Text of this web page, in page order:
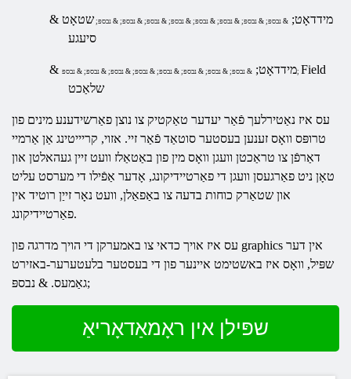
& מידדאָט; & נבספּ; & נבספּ; & נבספּ; & נבספּ; & נבספּ; & נבספּ; & נבספּ; & נבספּ; שטאָט
סיעגע
& מידדאָט;& נבספּ; & נבספּ; & נבספּ; & נבספּ; & נבספּ; & נבספּ; & נבספּ; & נבספּ; Field
שלאַכט
עס איז נאַטירלעך פֿאַר יעדער טאַקטיק צו נוצן פאַרשידענע מינים פון
טרופּס וואָס זענען בעסטער סוטאַד פֿאַר זיי. אזוי, קריייטינג אַן אַרמיי
דאַרפֿן צו טראַכטן וועגן וואָס מין פון באַטאַלז וועט זיין געהאלטן און
טאָן ניט פאַרגעסן וועגן די פאַרטיידיקונג, אָדער אַפֿילו די מערסט עליט
און שטאַרק כוחות בדעה צו באַפאַלן, וועט נאָר זייַן רוטיד אין
פאַרטיידיקונג.
עס איז אויך כדאי צו באמערקן די הויך מדרגה פון graphics אין דער
שפּיל, וואָס איז באשטימט איינער פון די בעסטער בלעטערער-באזירט
גאַמעס. & נבספּ;
שפּילן אין ראָמאַדאָריאַ